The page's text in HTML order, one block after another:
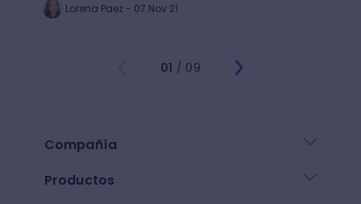
Lorena Paez - 07 Nov 21
01 / 09
Compañía
Productos